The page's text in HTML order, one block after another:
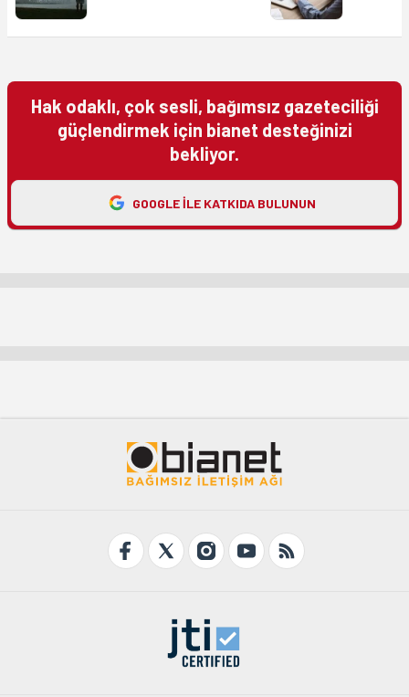
Hak odaklı, çok sesli, bağımsız gazeteciliği
güçlendirmek için bianet desteğinizi
bekliyor.
GOOGLE ILE KATKIDA BULUNUN